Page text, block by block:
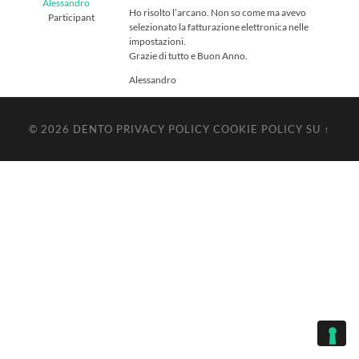
Alessandro
Participant
Ho risolto l’arcano. Non so come ma avevo
selezionato la fatturazione elettronica nelle
impostazioni.
Grazie di tutto e Buon Anno.
Alessandro
© 2026 DENTO PRIVACY POLICY COOKIE POLICY SU ↑